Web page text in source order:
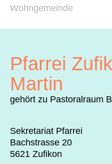
Archiv
ePaper
aktuelle
Suchen
Wohngemeinde
Pfarrei
Martin
gehört zu Pastoralraum
Sekretariat Pfarrei
Bachstrasse 20
5621 Zufikon